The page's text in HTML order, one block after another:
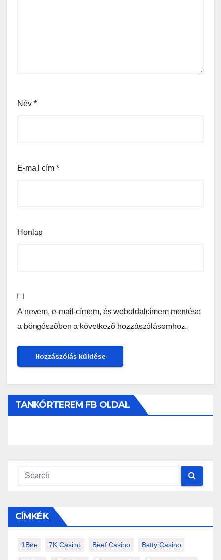
Név *
E-mail cím *
Honlap
A nevem, e-mail-címem, és weboldalcímem mentése
a böngészőben a következő hozzászólásomhoz.
TANKÓRTEREM FB OLDAL
CÍMKÉK
1Вин 7K Casino Beef Casino Betty Casino